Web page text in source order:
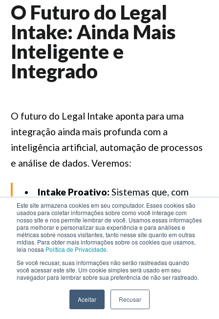
Este site armazena cookies em seu computador. Esses cookies são
usados para coletar informações sobre como você interage com
nosso site e nos permite lembrar de você. Usamos essas informações
para melhorar e personalizar sua experiência e para análises e
métricas sobre nossos visitantes, tanto nesse site quanto em outras
mídias. Para obter mais informações sobre os cookies que usamos,
leia nossa Política de Privacidade.
Se você recusar, suas informações não serão rastreadas quando
você acessar este site. Um cookie simples será usado em seu
navegador para lembrar sobre sua preferência de não ser rastreado.
Aceitar Recusar
O Futuro do Legal
Intake: Ainda Mais
Inteligente e
Integrado
O futuro do Legal Intake aponta para uma
integração ainda mais profunda com a
inteligência artificial, automação de processos
e análise de dados. Veremos:
Intake Proativo: Sistemas que, com
base em dados históricos e eventos
externos (mudanças regulatórias,
tendências de mercado), podem prever e
antecipar demandas jurídicas, permitindo
uma atuação proativa em vez de reativa.
Assistentes Virtuais Jurídicos:
Chatbots e Agentes de IA que guiam o
solicitante através do processo de intake,